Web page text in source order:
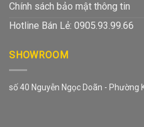
Chính sách bảo mật thông tin
Hotline Bán Lẻ: 0905.93.99.66
SHOWROOM
số 40 Nguyễn Ngọc Doãn - Phường